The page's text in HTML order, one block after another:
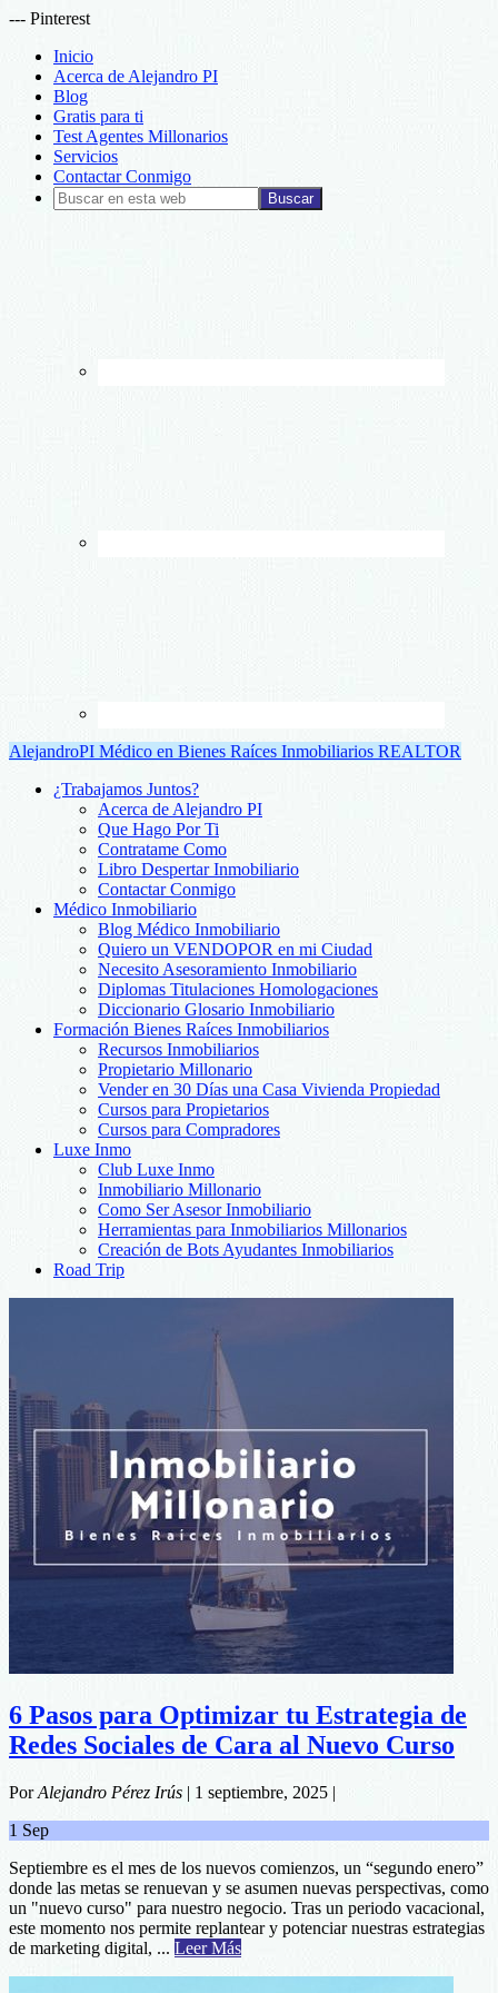
--- Pinterest
Inicio
Acerca de Alejandro PI
Blog
Gratis para ti
Test Agentes Millonarios
Servicios
Contactar Conmigo
AlejandroPI Médico en Bienes Raíces Inmobiliarios REALTOR
¿Trabajamos Juntos?
Acerca de Alejandro PI
Que Hago Por Ti
Contratame Como
Libro Despertar Inmobiliario
Contactar Conmigo
Médico Inmobiliario
Blog Médico Inmobiliario
Quiero un VENDOPOR en mi Ciudad
Necesito Asesoramiento Inmobiliario
Diplomas Titulaciones Homologaciones
Diccionario Glosario Inmobiliario
Formación Bienes Raíces Inmobiliarios
Recursos Inmobiliarios
Propietario Millonario
Vender en 30 Días una Casa Vivienda Propiedad
Cursos para Propietarios
Cursos para Compradores
Luxe Inmo
Club Luxe Inmo
Inmobiliario Millonario
Como Ser Asesor Inmobiliario
Herramientas para Inmobiliarios Millonarios
Creación de Bots Ayudantes Inmobiliarios
Road Trip
6 Pasos para Optimizar tu Estrategia de
Redes Sociales de Cara al Nuevo Curso
PorAlejandro Pérez Irús | 1 septiembre, 2025 |
1 Sep
Septiembre es el mes de los nuevos comienzos, un “segundo enero”
donde las metas se renuevan y se asumen nuevas perspectivas, como
un "nuevo curso" para nuestro negocio. Tras un periodo vacacional,
este momento nos permite replantear y potenciar nuestras estrategias
de marketing digital, ... Leer Másabout